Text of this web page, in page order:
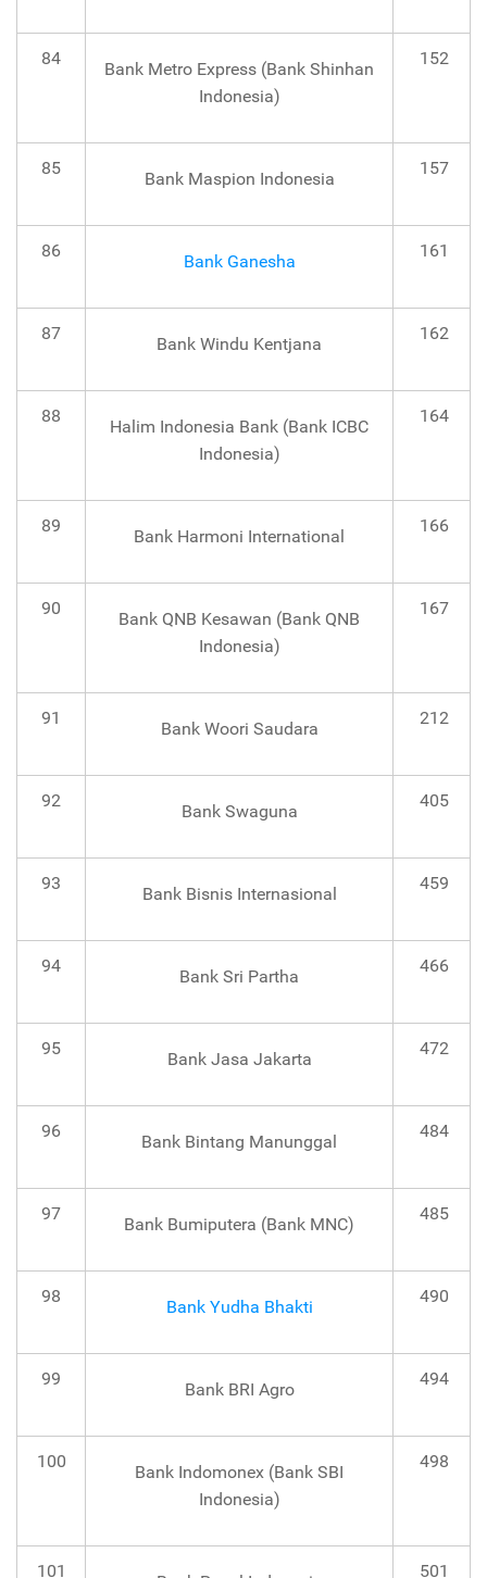
84
Bank Metro Express (Bank Shinhan
Indonesia)
152
85
Bank Maspion Indonesia
157
86
Bank Ganesha
161
87
Bank Windu Kentjana
162
88
Halim Indonesia Bank (Bank ICBC
Indonesia)
164
89
Bank Harmoni International
166
90
Bank QNB Kesawan (Bank QNB
Indonesia)
167
91
Bank Woori Saudara
212
92
Bank Swaguna
405
93
Bank Bisnis Internasional
459
94
Bank Sri Partha
466
95
Bank Jasa Jakarta
472
96
Bank Bintang Manunggal
484
97
Bank Bumiputera (Bank MNC)
485
98
Bank Yudha Bhakti
490
99
Bank BRI Agro
494
100
Bank Indomonex (Bank SBI
Indonesia)
498
101 501